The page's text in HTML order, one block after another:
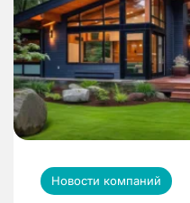
Новости компаний